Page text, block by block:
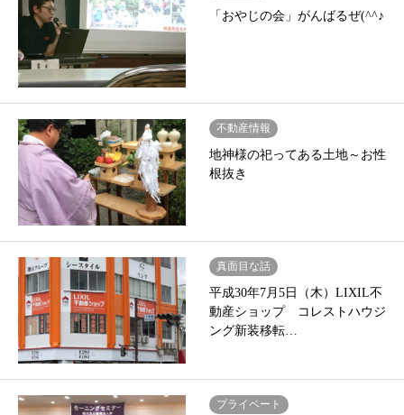
「おやじの会」がんばるぜ(^^♪
不動産情報
地神様の祀ってある土地～お性
根抜き
真面目な話
平成30年7月5日（木）LIXIL不
動産ショップ コレストハウジ
ング新装移転…
プライベート